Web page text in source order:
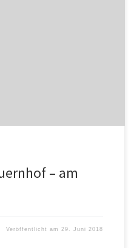
– am
Veröffentlicht am 29. Juni 2018